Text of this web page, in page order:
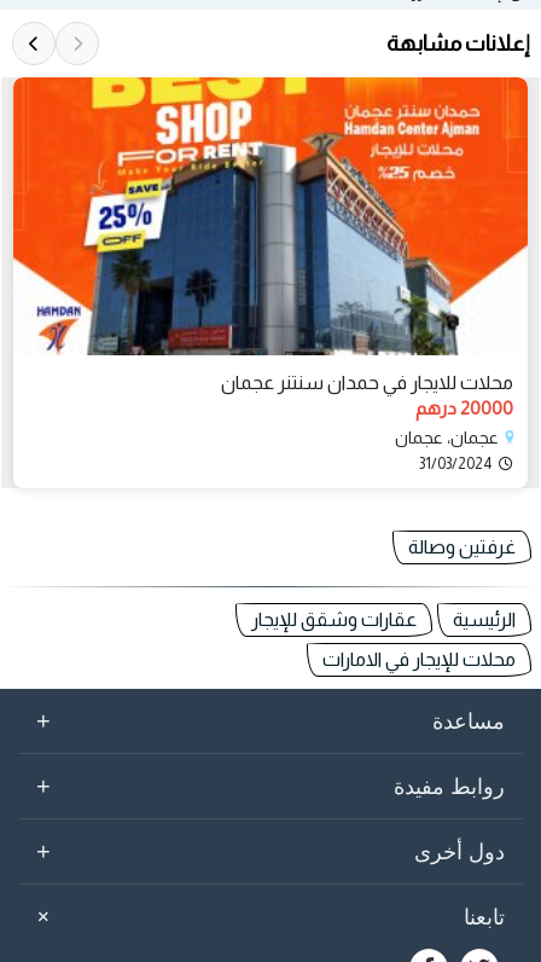
إعلانات مشابهة
محلات للايجار في حمدان سنتنر عجمان
20000 درهم
عجمان، عجمان
31/03/2024
غرفتين وصالة
الرئيسية
عقارات وشقق للإيجار
محلات للإيجار في الامارات
مساعدة +
روابط مفيدة +
دول أخرى +
تابعنا +